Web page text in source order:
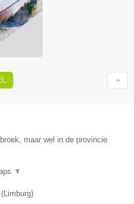
maar wel in de provincie
▼
(Limburg)